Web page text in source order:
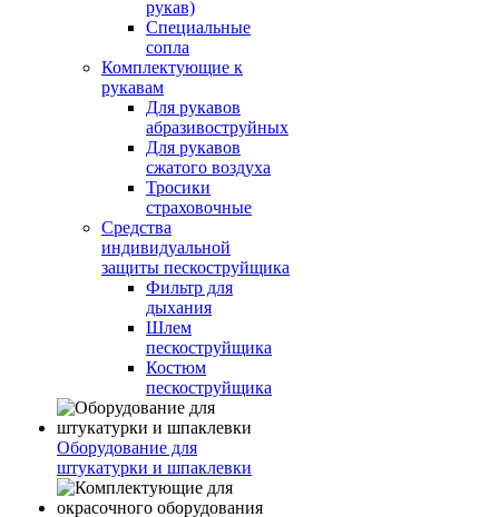
рукав)
Специальные
сопла
Комплектующие к
рукавам
Для рукавов
абразивоструйных
Для рукавов
сжатого воздуха
Тросики
страховочные
Средства
индивидуальной
защиты пескоструйщика
Фильтр для
дыхания
Шлем
пескоструйщика
Костюм
пескоструйщика
Оборудование для
штукатурки и шпаклевки